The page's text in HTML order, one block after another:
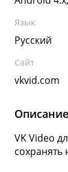
Язык
Русский
Сайт
vkvid.com
Описание
VK Video
сохранять